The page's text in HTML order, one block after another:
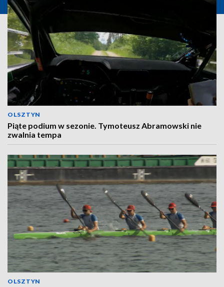
OLSZTYN
Piąte podium w sezonie. Tymoteusz Abramowski nie
zwalnia tempa
OLSZTYN